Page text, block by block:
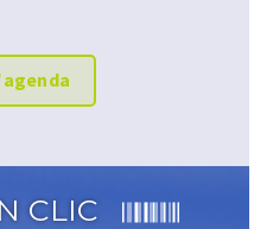
CLIC